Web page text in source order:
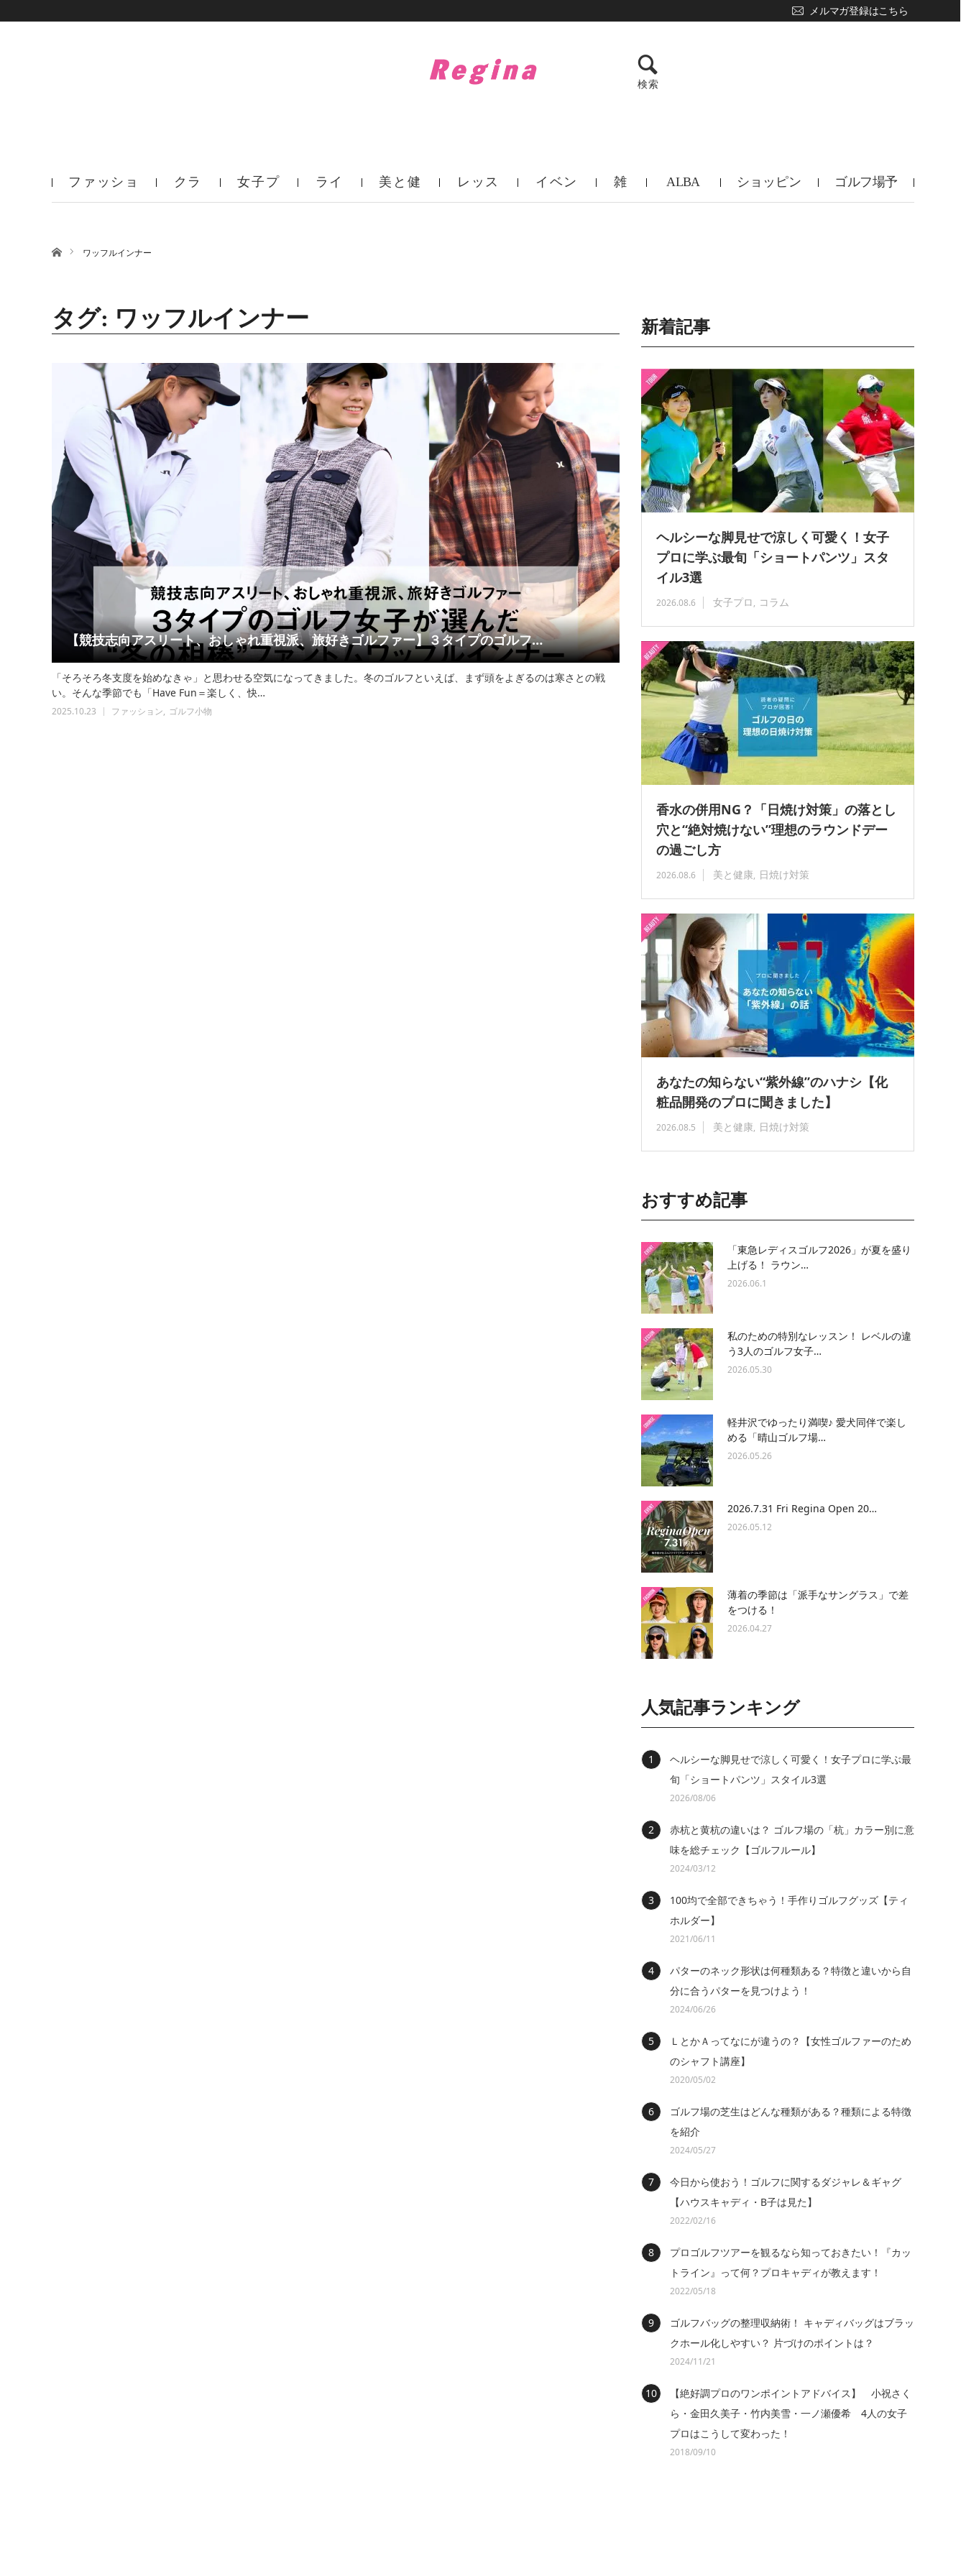
ファッショ クラ 女子プ ライ 美と健 レッス イベン 雑 ALBA ショッピン ゴルフ場予
メルマガ登録はこちら
検索
ホームワッフルインナー
タグ: ワッフルインナー
【競技志向アスリート、おしゃれ重視派、旅好きゴルファー】３タイプのゴルフ…
「そろそろ冬支度を始めなきゃ」と思わせる空気になってきました。冬のゴルフといえば、まず頭をよぎるのは寒さとの戦
い。そんな季節でも「Have Fun＝楽しく、快…
2025.10.23 ファッション ゴルフ小物
新着記事
ヘルシーな脚見せで涼しく可愛く！女子
プロに学ぶ最旬「ショートパンツ」スタ
イル3選
2026.08.6 女子プロ コラム
香水の併用NG？「日焼け対策」の落とし
穴と“絶対焼けない”理想のラウンドデー
の過ごし方
2026.08.6 美と健康 日焼け対策
あなたの知らない“紫外線”のハナシ【化
粧品開発のプロに聞きました】
2026.08.5 美と健康 日焼け対策
おすすめ記事
「東急レディスゴルフ2026」が夏を盛り
上げる！ ラウン…
2026.06.1
私のための特別なレッスン！ レベルの違
う3人のゴルフ女子…
2026.05.30
軽井沢でゆったり満喫♪ 愛犬同伴で楽し
める「晴山ゴルフ場…
2026.05.26
2026.7.31 Fri Regina Open 20…
2026.05.12
薄着の季節は「派手なサングラス」で差
をつける！
2026.04.27
人気記事ランキング
ヘルシーな脚見せで涼しく可愛く！女子プロに学ぶ最
旬「ショートパンツ」スタイル3選
2026/08/06
赤杭と黄杭の違いは？ ゴルフ場の「杭」カラー別に意
味を総チェック【ゴルフルール】
2024/03/12
100均で全部できちゃう！手作りゴルフグッズ【ティ
ホルダー】
2021/06/11
パターのネック形状は何種類ある？特徴と違いから自
分に合うパターを見つけよう！
2024/06/26
ＬとかＡってなにが違うの？【女性ゴルファーのため
のシャフト講座】
2020/05/02
ゴルフ場の芝生はどんな種類がある？種類による特徴
を紹介
2024/05/27
今日から使おう！ゴルフに関するダジャレ＆ギャグ
【ハウスキャディ・B子は見た】
2022/02/16
プロゴルフツアーを観るなら知っておきたい！『カッ
トライン』って何？プロキャディが教えます！
2022/05/18
ゴルフバッグの整理収納術！ キャディバッグはブラッ
クホール化しやすい？ 片づけのポイントは？
2024/11/21
【絶好調プロのワンポイントアドバイス】 小祝さく
ら・金田久美子・竹内美雪・一ノ瀬優希 4人の女子
プロはこうして変わった！
2018/09/10